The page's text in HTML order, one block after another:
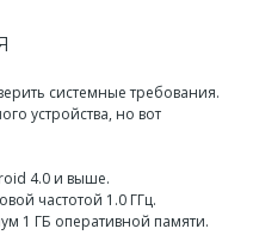
системные требования.
устройства, но вот
4.0 и выше.
частотой 1.0 ГГц.
1 ГБ оперативной памяти.